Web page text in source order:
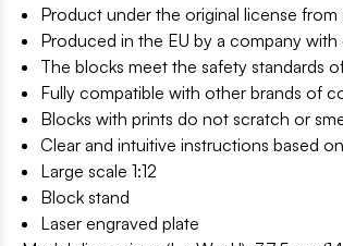
Product under the original license from
Produced in the EU by a company
The blocks meet the safety standards
Fully compatible with other brands of
Blocks with prints do not scratch or
Clear and intuitive instructions based
Large scale 1:12
Block stand
Laser engraved plate